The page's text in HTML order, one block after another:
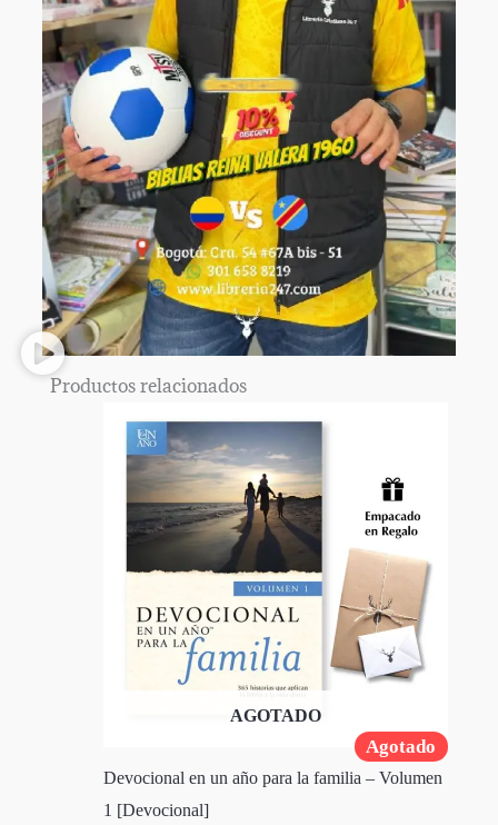
Productos relacionados
Agotado
AGOTADO
Devocional en un año para la familia – Volumen
1 [Devocional]